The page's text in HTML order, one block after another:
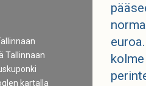
Tallinnaan
kartalla